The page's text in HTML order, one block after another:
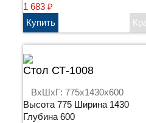
1 683 ₽
Стол СТ-1008
ВхШхГ: 775x1430x600
Высота 775 Ширина 1430
Глубина 600